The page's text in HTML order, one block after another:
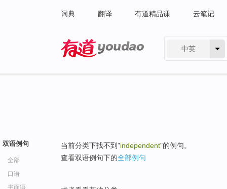
词典 翻译 有道精品课 云笔记
中英
双语例句
全部
口语
书面语
当前分类下找不到"independent"的例句。
查看双语例句下的全部例句